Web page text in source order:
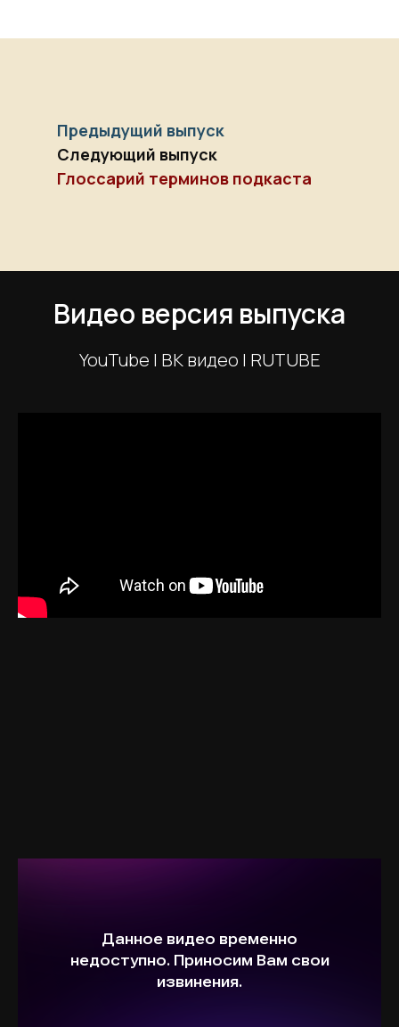
Предыдущий выпуск
Следующий выпуск
Глоссарий терминов подкаста
Видео версия выпуска
YouTube | ВК видео | RUTUBE